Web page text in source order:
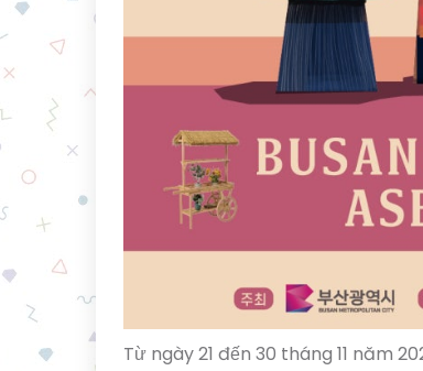
Từ ngày 21 đến 30 tháng 11 năm